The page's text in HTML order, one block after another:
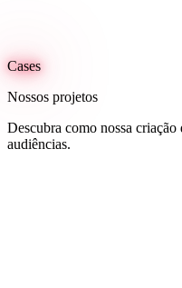
Cases
Nossos projetos
Descubra como nossa criação
audiências.